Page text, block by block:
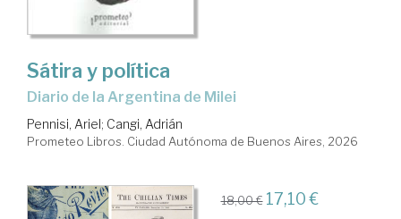
Sátira y política
Diario de la Argentina de Milei
Pennisi, Ariel; Cangi, Adrián
Prometeo Libros. Ciudad Autónoma de Buenos Aires, 2026
18,00 € 17,10 €